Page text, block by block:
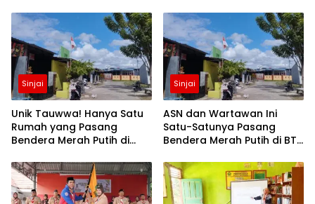
Kasian”
Sinjai
Unik Tauwwa! Hanya Satu
Rumah yang Pasang
Bendera Merah Putih di
Sinjai
Sinjai
ASN dan Wartawan Ini
Satu-Satunya Pasang
Bendera Merah Putih di BTN